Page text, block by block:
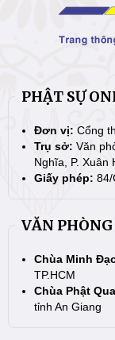
PHẬT SỰ
Đơn vị: Cổng
Trụ sở: Văn
Nghĩa, P. Xuân
Giấy phép: 84/
VĂN
Chùa Minh
TP.HCM
Chùa Phật
tỉnh An Giang